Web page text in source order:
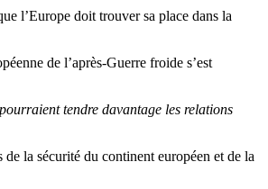
l’Europe doit trouver sa place dans la
de l’après-Guerre froide s’est
tendre davantage les relations
la sécurité du continent européen et de la